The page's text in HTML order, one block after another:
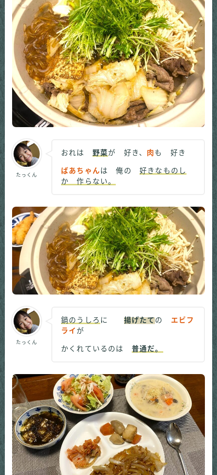
たっくん
おれは 野菜が 好き、 肉も 好き
ばあちゃんは 俺の 好きなものし
か 作らない。
たっくん
鍋のうしろ に 揚げたての エビフ
ライ が
かくれているのは 普通だ。